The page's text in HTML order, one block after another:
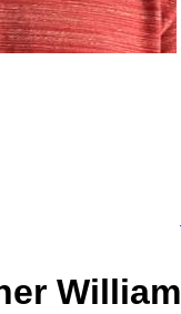
William